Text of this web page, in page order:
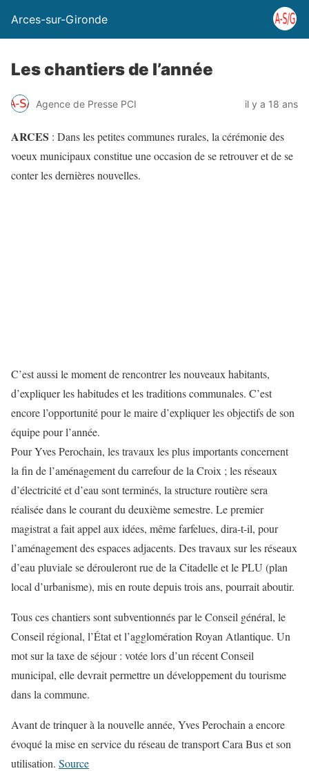
Arces-sur-Gironde
Les chantiers de l’année
Agence de Presse PCI il y a 18 ans
ARCES : Dans les petites communes rurales, la cérémonie des
voeux municipaux constitue une occasion de se retrouver et de se
conter les dernières nouvelles.
C’est aussi le moment de rencontrer les nouveaux habitants,
d’expliquer les habitudes et les traditions communales. C’est
encore l’opportunité pour le maire d’expliquer les objectifs de son
équipe pour l’année.
Pour Yves Perochain, les travaux les plus importants concernent
la fin de l’aménagement du carrefour de la Croix ; les réseaux
d’électricité et d’eau sont terminés, la structure routière sera
réalisée dans le courant du deuxième semestre. Le premier
magistrat a fait appel aux idées, même farfelues, dira-t-il, pour
l’aménagement des espaces adjacents. Des travaux sur les réseaux
d’eau pluviale se dérouleront rue de la Citadelle et le PLU (plan
local d’urbanisme), mis en route depuis trois ans, pourrait aboutir.
Tous ces chantiers sont subventionnés par le Conseil général, le
Conseil régional, l’État et l’agglomération Royan Atlantique. Un
mot sur la taxe de séjour : votée lors d’un récent Conseil
municipal, elle devrait permettre un développement du tourisme
dans la commune.
Avant de trinquer à la nouvelle année, Yves Perochain a encore
évoqué la mise en service du réseau de transport Cara Bus et son
utilisation. Source